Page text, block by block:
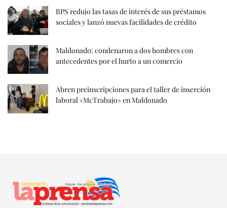
BPS redujo las tasas de interés de sus préstamos
sociales y lanzó nuevas facilidades de crédito
Maldonado: condenaron a dos hombres con
antecedentes por el hurto a un comercio
Abren preinscripciones para el taller de inserción
laboral «McTrabajo» en Maldonado